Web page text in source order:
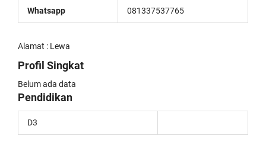
Whatsapp 081337537765
Alamat : Lewa
Profil Singkat
Belum ada data
Pendidikan
D3